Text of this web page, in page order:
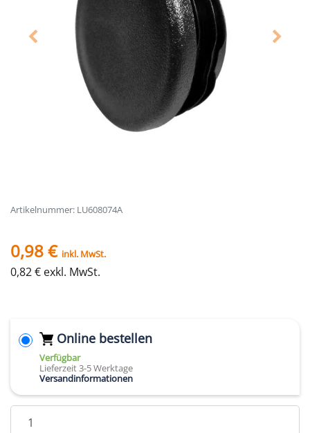
Artikelnummer: LU608074A
0,98 € inkl. MwSt.
0,82 € exkl. MwSt.
Online bestellen
Verfügbar
Lieferzeit 3-5 Werktage
Versandinformationen